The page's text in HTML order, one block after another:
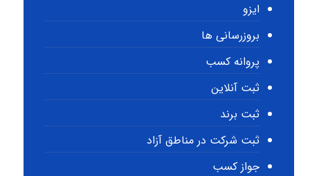
ایزو
بروزرسانی ها
پروانه کسب
ثبت آنلاین
ثبت برند
ثبت شرکت در مناطق آزاد
جواز کسب